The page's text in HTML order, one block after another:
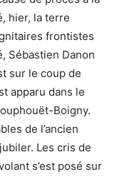
hier, la terre
frontistes
Sébastien Danon
sur le coup de
apparu dans le
Boigny.
de l’ancien
Les cris de
s’est posé sur